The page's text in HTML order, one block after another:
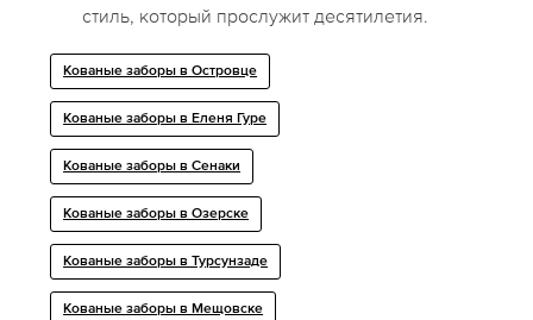
стиль, который прослужит десятилетия.
Кованые заборы в Островце
Кованые заборы в Еленя Гуре
Кованые заборы в Сенаки
Кованые заборы в Озерске
Кованые заборы в Турсунзаде
Кованые заборы в Мещовске